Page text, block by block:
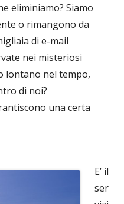
eliminiamo? Siamo
o rimangono da
di e-mail
nei misteriosi
lontano nel tempo,
di noi?
una certa
E’ il
ser